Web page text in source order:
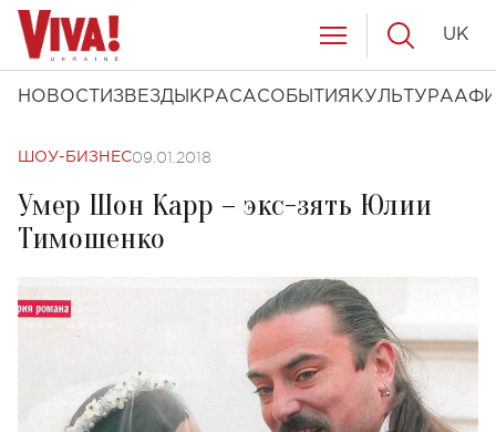
НОВОСТИ ЗВЕЗДЫ КРАСАСОБЫТИЯ КУЛЬТУРА
UK
ШОУ-БИЗНЕС09.01.2018
Умер Шон Карр – экс-зять Юлии
Тимошенко